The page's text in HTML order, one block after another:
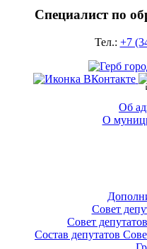
Специалист по
Тел.: +7
Об
О
Совет
Совет
Состав депутатов